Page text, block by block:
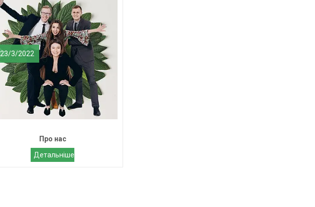
23/3/2022
Про нас